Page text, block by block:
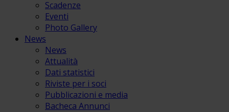
Scadenze
Eventi
Photo Gallery
News
News
Attualità
Dati statistici
Riviste per i soci
Pubblicazioni e media
Bacheca Annunci